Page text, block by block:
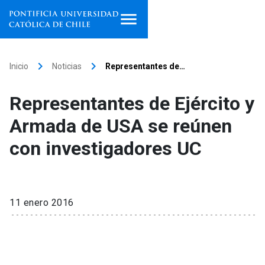
Facultades, escuelas e
institutos
Investigación
Extensión
Inicio keyboard_arrow_right Noticias keyboard_arrow_right Representantes de…
Representantes de Ejército y
Armada de USA se reúnen
con investigadores UC
11 enero 2016